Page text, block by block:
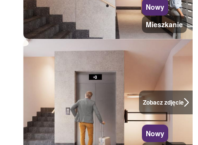
Nowy
Mieszkanie
Zobacz zdjęcie
Nowy